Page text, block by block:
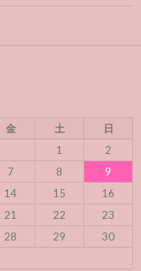
金 土
日
1
2
7 8
9
14 15
16
21 22
23
28 29
30